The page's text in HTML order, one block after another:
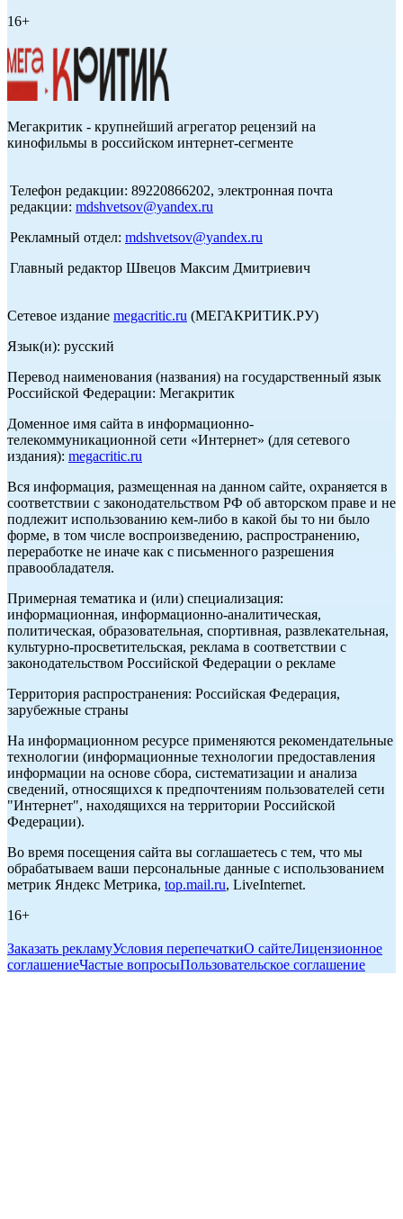
16+
Мегакритик - крупнейший агрегатор рецензий на
кинофильмы в российском интернет-сегменте
Телефон редакции: 89220866202, электронная почта
редакции: mdshvetsov@yandex.ru
Рекламный отдел: mdshvetsov@yandex.ru
Главный редактор Швецов Максим Дмитриевич
Сетевое издание megacritic.ru (МЕГАКРИТИК.РУ)
Язык(и): русский
Перевод наименования (названия) на государственный язык
Российской Федерации: Мегакритик
Доменное имя сайта в информационно-
телекоммуникационной сети «Интернет» (для сетевого
издания): megacritic.ru
Вся информация, размещенная на данном сайте, охраняется в
соответствии с законодательством РФ об авторском праве и не
подлежит использованию кем-либо в какой бы то ни было
форме, в том числе воспроизведению, распространению,
переработке не иначе как с письменного разрешения
правообладателя.
Примерная тематика и (или) специализация:
информационная, информационно-аналитическая,
политическая, образовательная, спортивная, развлекательная,
культурно-просветительская, реклама в соответствии с
законодательством Российской Федерации о рекламе
Территория распространения: Российская Федерация,
зарубежные страны
На информационном ресурсе применяются рекомендательные
технологии (информационные технологии предоставления
информации на основе сбора, систематизации и анализа
сведений, относящихся к предпочтениям пользователей сети
"Интернет", находящихся на территории Российской
Федерации).
Во время посещения сайта вы соглашаетесь с тем, что мы
обрабатываем ваши персональные данные с использованием
метрик Яндекс Метрика, top.mail.ru, LiveInternet.
16+
Заказать рекламуУсловия перепечаткиО сайтеЛицензионное
соглашениеЧастые вопросыПользовательское соглашение